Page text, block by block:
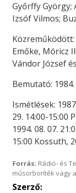
Győrffy György;
Izsóf Vilmos;
Közreműködött:
Emőke, Móricz
Vándor József
Bemutató:
Ismétlések:
29. 14:00-15:00
1994. 08. 07.
15:00 Kossuth,
Forrás: Rádió- és
műsorboríték vagy
Szerző: